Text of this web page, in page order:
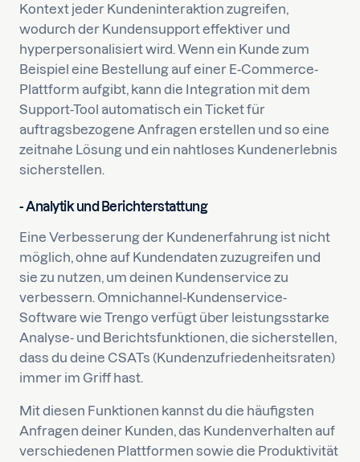
Kontext jeder Kundeninteraktion zugreifen,
wodurch der Kundensupport effektiver und
hyperpersonalisiert wird. Wenn ein Kunde zum
Beispiel eine Bestellung auf einer E-Commerce-
Plattform aufgibt, kann die Integration mit dem
Support-Tool automatisch ein Ticket für
auftragsbezogene Anfragen erstellen und so eine
zeitnahe Lösung und ein nahtloses Kundenerlebnis
sicherstellen.
- Analytik und Berichterstattung
Eine Verbesserung der Kundenerfahrung ist nicht
möglich, ohne auf Kundendaten zuzugreifen und
sie zu nutzen, um deinen Kundenservice zu
verbessern. Omnichannel-Kundenservice-
Software wie Trengo verfügt über leistungsstarke
Analyse- und Berichtsfunktionen, die sicherstellen,
dass du deine CSATs (Kundenzufriedenheitsraten)
immer im Griff hast.
Mit diesen Funktionen kannst du die häufigsten
Anfragen deiner Kunden, das Kundenverhalten auf
verschiedenen Plattformen sowie die Produktivität